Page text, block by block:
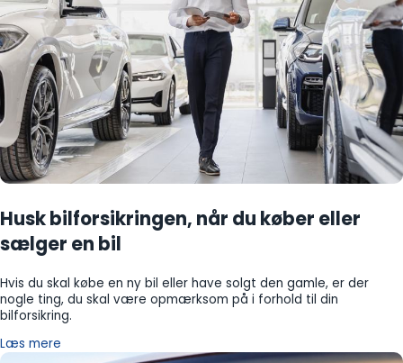
Husk bilforsikringen, når du køber eller
sælger en bil
Hvis du skal købe en ny bil eller have solgt den gamle, er der
nogle ting, du skal være opmærksom på i forhold til din
bilforsikring.
Læs mere